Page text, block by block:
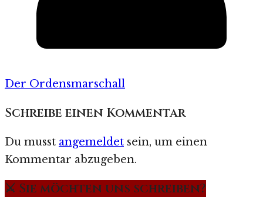
Der Ordensmarschall
Schreibe einen Kommentar
Du musst angemeldet sein, um einen
Kommentar abzugeben.
⚔️ Sie möchten uns schreiben?